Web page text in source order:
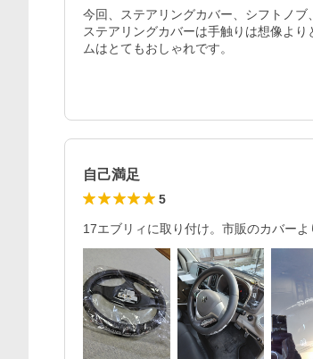
今回、ステアリングカバー、シフトノブ
ステアリングカバーは手触りは想像よ
ムはとてもおしゃれです。
自己満足
5
17エブリィに取り付け。市販のカバー